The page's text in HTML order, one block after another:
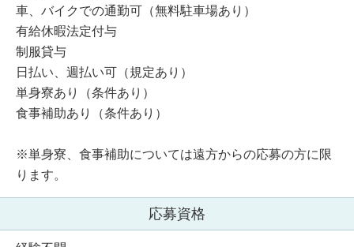
車、バイクでの通勤可（無料駐車場あり）
有給休暇法定付与
制服貸与
日払い、週払い可（規定あり）
単身寮あり（条件あり）
食事補助あり（条件あり）
※単身寮、食事補助については遠方からの応募の方に限
ります。
応募資格